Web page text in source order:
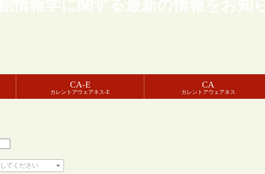
情報学に関する最新の情報をお
CA-E
カレントアウェアネス-E
CA
カレントアウェアネス
てください